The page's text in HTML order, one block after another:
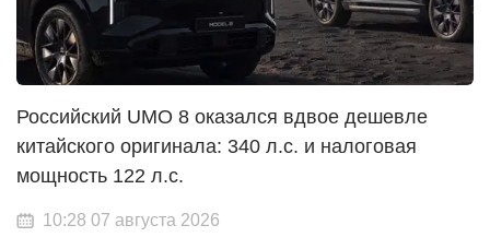
Российский UMO 8 оказался вдвое дешевле
китайского оригинала: 340 л.с. и налоговая
мощность 122 л.с.
10:28 07 августа 2026